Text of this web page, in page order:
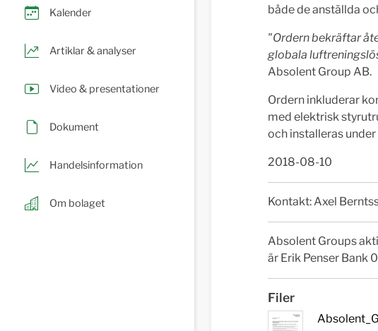
Kalender
Artiklar & analyser
Video & presentationer
Dokument
Handelsinformation
Om bolaget
både de anställda
"Ordern bekräftar
globala
Absolent Group AB.
Ordern inkluderar
med elektrisk
och installeras
2018-08-10
Kontakt: Axel
Absolent Groups
är Erik Penser Bank
Filer